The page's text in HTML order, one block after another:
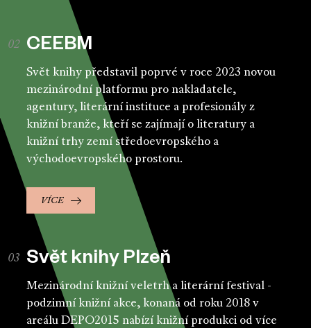
CEEBM
Svět knihy představil poprvé v roce 2023 novou
mezinárodní platformu pro nakladatele,
agentury, literární instituce a profesionály z
knižní branže, kteří se zajímají o literatury a
knižní trhy zemí středoevropského a
východoevropského prostoru.
VÍCE
Svět knihy Plzeň
Mezinárodní knižní veletrh a literární festival -
podzimní knižní akce, konaná od roku 2018 v
areálu DEPO2015 nabízí knižní produkci od více